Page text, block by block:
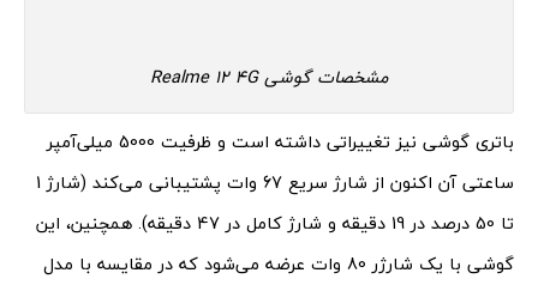
مشخصات گوشی Realme 12 4G
باتری گوشی نیز تغییراتی داشته است و ظرفیت 5000 میلی‌آمپر
ساعتی آن اکنون از شارژ سریع 67 وات پشتیبانی می‌کند (شارژ 1
تا 50 درصد در 19 دقیقه و شارژ کامل در 47 دقیقه). همچنین، این
گوشی با یک شارژر 80 وات عرضه می‌شود که در مقایسه با مدل